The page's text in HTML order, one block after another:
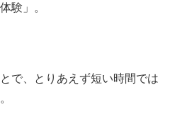
験」。
で、とりあえず短い時間では